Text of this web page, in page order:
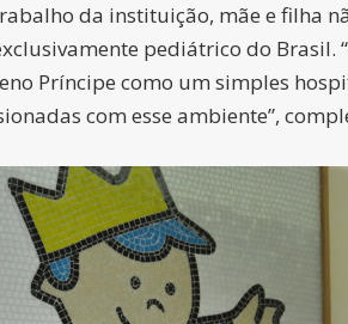
da instituição, mãe e filha
pediátrico do Brasil.
Príncipe como um simples
com esse ambiente”,